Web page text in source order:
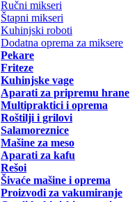
Ručni mikseri
Štapni mikseri
Kuhinjski roboti
Dodatna oprema za miksere
Pekare
Friteze
Kuhinjske vage
Aparati za pripremu hrane
Multipraktici i oprema
Roštilji i grilovi
Salamoreznice
Mašine za meso
Aparati za kafu
Rešoi
Šivaće mašine i oprema
Proizvodi za vakumiranje